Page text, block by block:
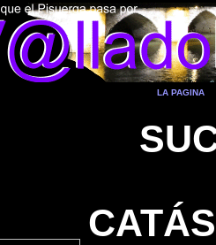
LA PAGINA